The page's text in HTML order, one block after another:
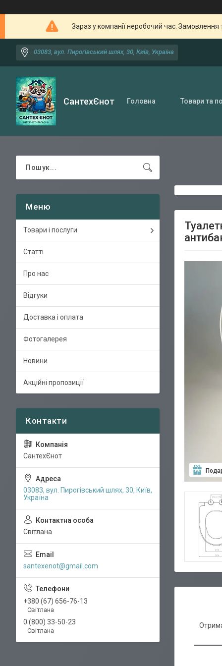
Зараз у компанії неробочий час.
03083, вул. Пирогівський шлях, 30, Київ, Україна
СантехЄнот Головна Товари та
Товари і послуги
Статті
Про нас
Відгуки
Доставка і оплата
Фотогалерея
Новини
Акційні пропозиції
СантехЄнот
03083, вул. Пирогівський шлях, 30, Київ,
Україна
Світлана
santexenot@gmail.com
+380 (67) 656-76-13
Світлана
0 (800) 33-50-23
Світлана